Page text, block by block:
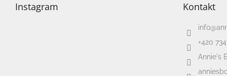
Instagram Kontakt
info@
+420
Annie's